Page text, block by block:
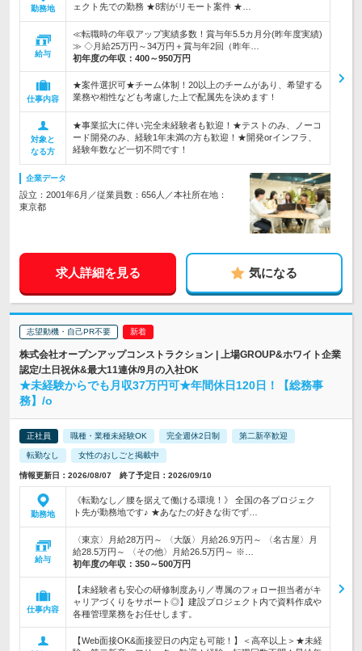
勤務地
ェクト先での勤務 ★8割がリモート案件 ★…
給与
≪転職時の年収アップ実績多数！賞与年5.5カ月分(昨年度実績)
≫ ◇月給25万円～34万円＋賞与年2回（昨年…
初年度の年収： 400～950万円
仕事内容
★案件選択可★チーム体制！20以上のチームがあり、希望する
業務や相性なども考慮した上で配属先を決めます！
対象と
なる方
★事業拡大に伴い完全未経験者も歓迎！★テストのみ、ノーコ
ード開発のみ、経験1年未満の方も歓迎！★開発orインフラ、
経験年数など一切不問です！
企業データ
設立：2001年6月／従業員数：656人／本社所在地：
東京都
求人詳細を見る 気になる
志望動機・自己PR不要
株式会社オープンアップコンストラクション | 上場GROUP&ホワイト企業
認定/土日祝休&最大11連休/9月の入社OK
★未経験からでも月収37万円可★年間休日120日！【総務事
務】/o
正社員 職種・業種未経験OK 完全週休2日制 第二新卒歓迎
転勤なし 女性のおしごと掲載中
情報更新日：2026/08/07 終了予定日：2026/09/10
勤務地
《転勤なし／腰を据えて働ける環境！》 全国の各プロジェク
ト先が勤務地です♪ ★あなたの好きな街でず…
給与
〈東京〉月給28万円～ 〈大阪〉月給26.9万円～ 〈名古屋〉月
給28.5万円～ 〈その他〉月給26.5万円～ ※…
初年度の年収： 350～500万円
仕事内容
【未経験者も安心の研修制度あり／専属のフォロー担当者がキ
ャリアづくりをサポート◎】建設プロジェクト内で資料作成や
各種管理業務をお任せします。
【Web面接OK&面接翌日の内定も可能！】＜高卒以上＞★未経